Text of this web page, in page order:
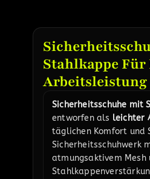
Stahlkappe Für
Arbeitsleistung
Sicherheitsschuhe mit
entworfen als leichter
täglichen Komfort und
Sicherheitsschuhwerk
atmungsaktivem Mesh